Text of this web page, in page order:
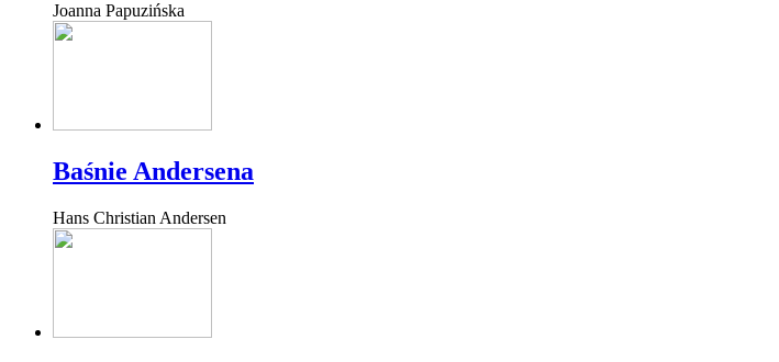
Joanna Papuzińska
Baśnie Andersena
Hans Christian Andersen